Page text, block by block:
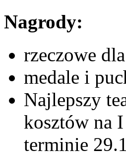
Nagrody:
rzeczowe
medale i
Najlepszy
kosztów na
terminie